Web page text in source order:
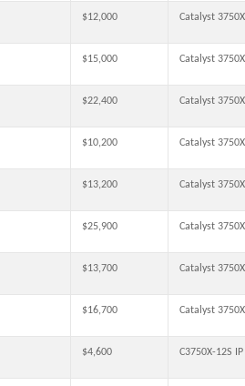
$12,000 Catalyst
$15,000 Catalyst
$22,400 Catalyst
$10,200 Catalyst
$13,200 Catalyst
$25,900 Catalyst
$13,700 Catalyst
$16,700 Catalyst
$4,600 C3750X-12S